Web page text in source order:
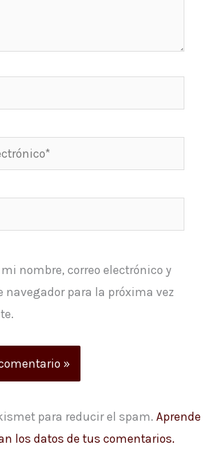
nombre, correo electrónico y
navegador para la próxima vez
para reducir el spam. Aprende
los datos de tus comentarios.